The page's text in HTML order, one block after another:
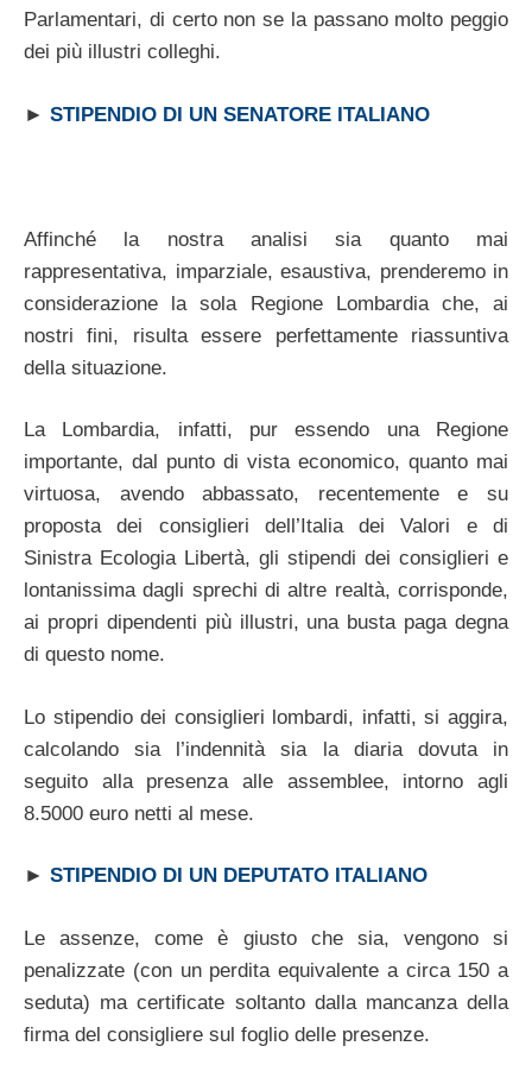
Parlamentari, di certo non se la passano molto peggio
dei più illustri colleghi.
► STIPENDIO DI UN SENATORE ITALIANO
Affinché la nostra analisi sia quanto mai
rappresentativa, imparziale, esaustiva, prenderemo in
considerazione la sola Regione Lombardia che, ai
nostri fini, risulta essere perfettamente riassuntiva
della situazione.
La Lombardia, infatti, pur essendo una Regione
importante, dal punto di vista economico, quanto mai
virtuosa, avendo abbassato, recentemente e su
proposta dei consiglieri dell’Italia dei Valori e di
Sinistra Ecologia Libertà, gli stipendi dei consiglieri e
lontanissima dagli sprechi di altre realtà, corrisponde,
ai propri dipendenti più illustri, una busta paga degna
di questo nome.
Lo stipendio dei consiglieri lombardi, infatti, si aggira,
calcolando sia l’indennità sia la diaria dovuta in
seguito alla presenza alle assemblee, intorno agli
8.5000 euro netti al mese.
► STIPENDIO DI UN DEPUTATO ITALIANO
Le assenze, come è giusto che sia, vengono si
penalizzate (con un perdita equivalente a circa 150 a
seduta) ma certificate soltanto dalla mancanza della
firma del consigliere sul foglio delle presenze.